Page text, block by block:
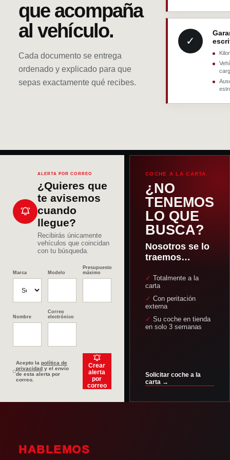
que acompaña
al vehículo.
Cada documento se entrega
ordenado y explicado para que
sepas exactamente qué recibes.
✓
ALERTA POR CORREO
¿Quieres que
te avisemos
cuando
llegue?
Recibirás únicamente
vehículos que coincidan
con tu búsqueda.
Marca Modelo
Presupuesto
máximo
Nombre
Correo
electrónico
Acepto lapolítica de
privacidad y el envío
de esta alerta por
correo.
Crear
alerta
por
correo
COCHE A LA CARTA
¿NO
TENEMOS
LO QUE
BUSCA?
Nosotros se lo
traemos…
✓ Totalmente a la
carta
✓ Con peritación
externa
✓ Su coche en tienda
en solo 3 semanas
Solicitar coche a la
carta →
HABLEMOS